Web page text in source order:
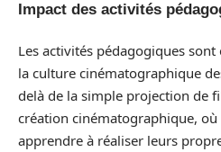
Impact des activités
Les activités pédagogiques
la culture cinématographique
delà de la simple projection de
création cinématographique, où
apprendre à réaliser leurs